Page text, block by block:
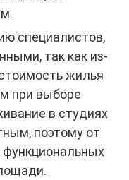
специалистов,
так как из-
жилья
при выборе
в студиях
поэтому от